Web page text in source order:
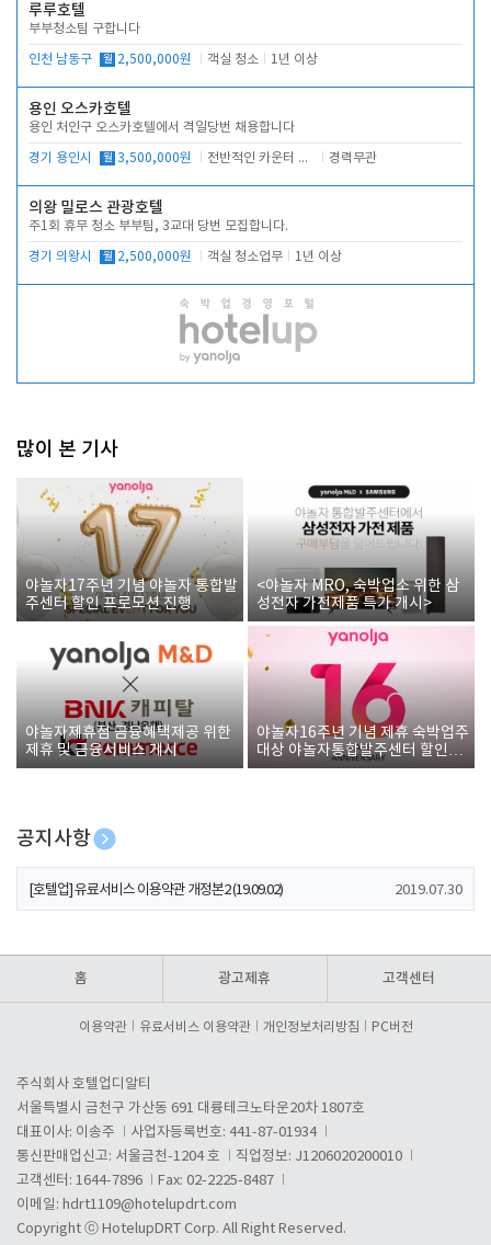
루루호텔
부부청소팀 구합니다
인천 남동구 월 2,500,000원 객실 청소 1년 이상
용인 오스카호텔
용인 처인구 오스카호텔에서 격일당번 채용합니다
경기 용인시 월 3,500,000원 전반적인 카운터 업무 경력무관
의왕 밀로스 관광호텔
주1회 휴무 청소 부부팀, 3교대 당번 모집합니다.
경기 의왕시 월 2,500,000원 객실 청소업무 1년 이상
많이 본 기사
야놀자17주년 기념 야놀자 통합발
주센터 할인 프로모션 진행
<야놀자 MRO, 숙박업소 위한 삼
성전자 가전제품 특가 개시>
야놀자제휴점 금융혜택제공 위한
제휴 및 금융서비스 게시
야놀자16주년 기념 제휴 숙박업주
대상 야놀자통합발주센터 할인쿠
폰 증정
공지사항
[호텔업] 개인정보 처리방침 개정본1 (19.09.02)
[호텔업] 유료서비스 이용약관 개정본2 (19.09.02) 2019.07.30
홈 광고제휴 고객센터
이용약관 유료서비스 이용약관 개인정보처리방침 PC버전
주식회사 호텔업디알티
서울특별시 금천구 가산동 691 대륭테크노타운20차 1807호
대표이사: 이송주
사업자등록번호: 441-87-01934
통신판매업신고: 서울금천-1204 호
직업정보: J1206020200010
고객센터: 1644-7896
Fax: 02-2225-8487
이메일: hdrt1109@hotelupdrt.com
Copyright ⓒ HotelupDRT Corp. All Right Reserved.